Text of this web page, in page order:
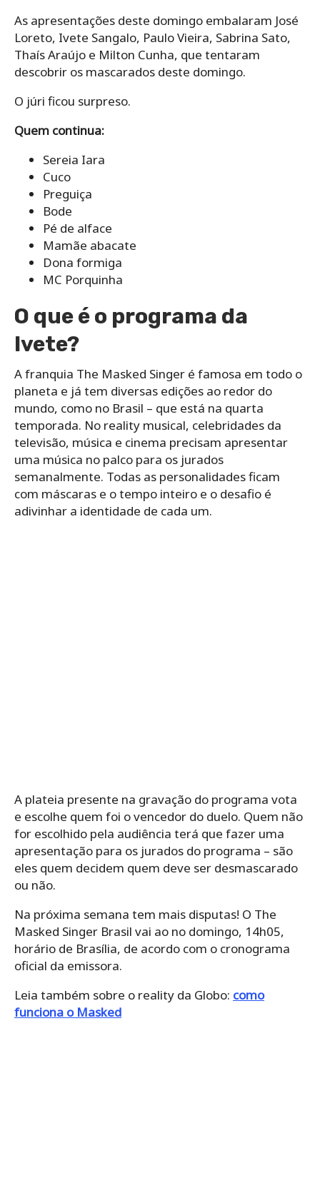
As apresentações deste domingo embalaram José
Loreto, Ivete Sangalo, Paulo Vieira, Sabrina Sato,
Thaís Araújo e Milton Cunha, que tentaram
descobrir os mascarados deste domingo.
O júri ficou surpreso.
Quem continua:
Sereia Iara
Cuco
Preguiça
Bode
Pé de alface
Mamãe abacate
Dona formiga
MC Porquinha
O que é o programa da
Ivete?
A franquia The Masked Singer é famosa em todo o
planeta e já tem diversas edições ao redor do
mundo, como no Brasil – que está na quarta
temporada. No reality musical, celebridades da
televisão, música e cinema precisam apresentar
uma música no palco para os jurados
semanalmente. Todas as personalidades ficam
com máscaras e o tempo inteiro e o desafio é
adivinhar a identidade de cada um.
A plateia presente na gravação do programa vota
e escolhe quem foi o vencedor do duelo. Quem não
for escolhido pela audiência terá que fazer uma
apresentação para os jurados do programa – são
eles quem decidem quem deve ser desmascarado
ou não.
Na próxima semana tem mais disputas! O The
Masked Singer Brasil vai ao no domingo, 14h05,
horário de Brasília, de acordo com o cronograma
oficial da emissora.
Leia também sobre o reality da Globo: como
funciona o Masked